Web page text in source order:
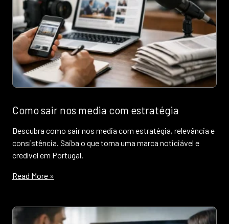
Como sair nos media com estratégia
Descubra como sair nos media com estratégia, relevância e
consistência. Saiba o que torna uma marca noticiável e
credível em Portugal.
Read More »